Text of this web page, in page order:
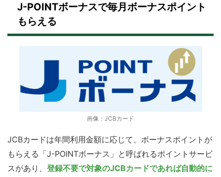
J-POINTボーナスで毎月ボーナスポイント
もらえる
画像：JCBカード
JCBカードは年間利用金額に応じて、ボーナスポイントが
もらえる「J-POINTボーナス」と呼ばれるポイントサービ
スがあり、 登録不要で対象のJCBカードであれば自動的に